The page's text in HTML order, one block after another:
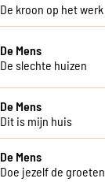
De kroon op het werk
De Mens
De slechte huizen
De Mens
Dit is mijn huis
De Mens
Doe jezelf de groeten